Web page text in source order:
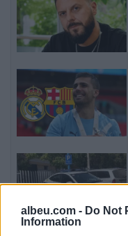
albeu.com - Do Not
Information